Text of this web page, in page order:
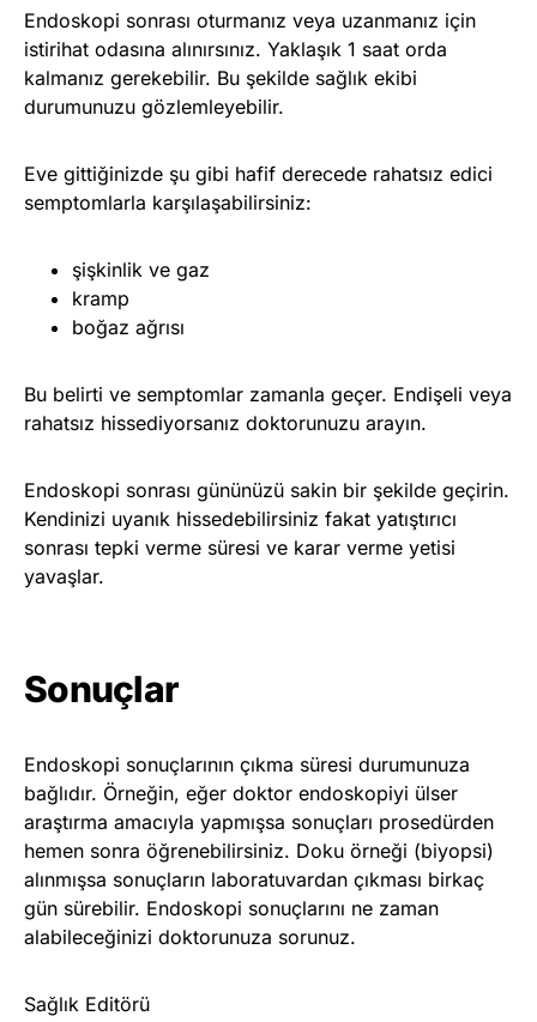
Endoskopi sonrası oturmanız veya uzanmanız için
istirihat odasına alınırsınız. Yaklaşık 1 saat orda
kalmanız gerekebilir. Bu şekilde sağlık ekibi
durumunuzu gözlemleyebilir.
Eve gittiğinizde şu gibi hafif derecede rahatsız edici
semptomlarla karşılaşabilirsiniz:
şişkinlik ve gaz
kramp
boğaz ağrısı
Bu belirti ve semptomlar zamanla geçer. Endişeli veya
rahatsız hissediyorsanız doktorunuzu arayın.
Endoskopi sonrası gününüzü sakin bir şekilde geçirin.
Kendinizi uyanık hissedebilirsiniz fakat yatıştırıcı
sonrası tepki verme süresi ve karar verme yetisi
yavaşlar.
Sonuçlar
Endoskopi sonuçlarının çıkma süresi durumunuza
bağlıdır. Örneğin, eğer doktor endoskopiyi ülser
araştırma amacıyla yapmışsa sonuçları prosedürden
hemen sonra öğrenebilirsiniz. Doku örneği (biyopsi)
alınmışsa sonuçların laboratuvardan çıkması birkaç
gün sürebilir. Endoskopi sonuçlarını ne zaman
alabileceğinizi doktorunuza sorunuz.
Sağlık Editörü